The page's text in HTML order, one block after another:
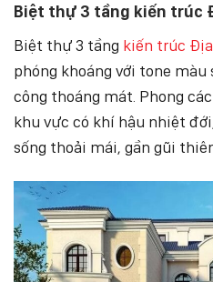
Biệt thự 3 tầng kiến trúc
Biệt thự 3 tầng kiến trúc
phóng khoáng với tone màu
công thoáng mát. Phong
khu vực có khí hậu nhiệt
sống thoải mái, gần gũi